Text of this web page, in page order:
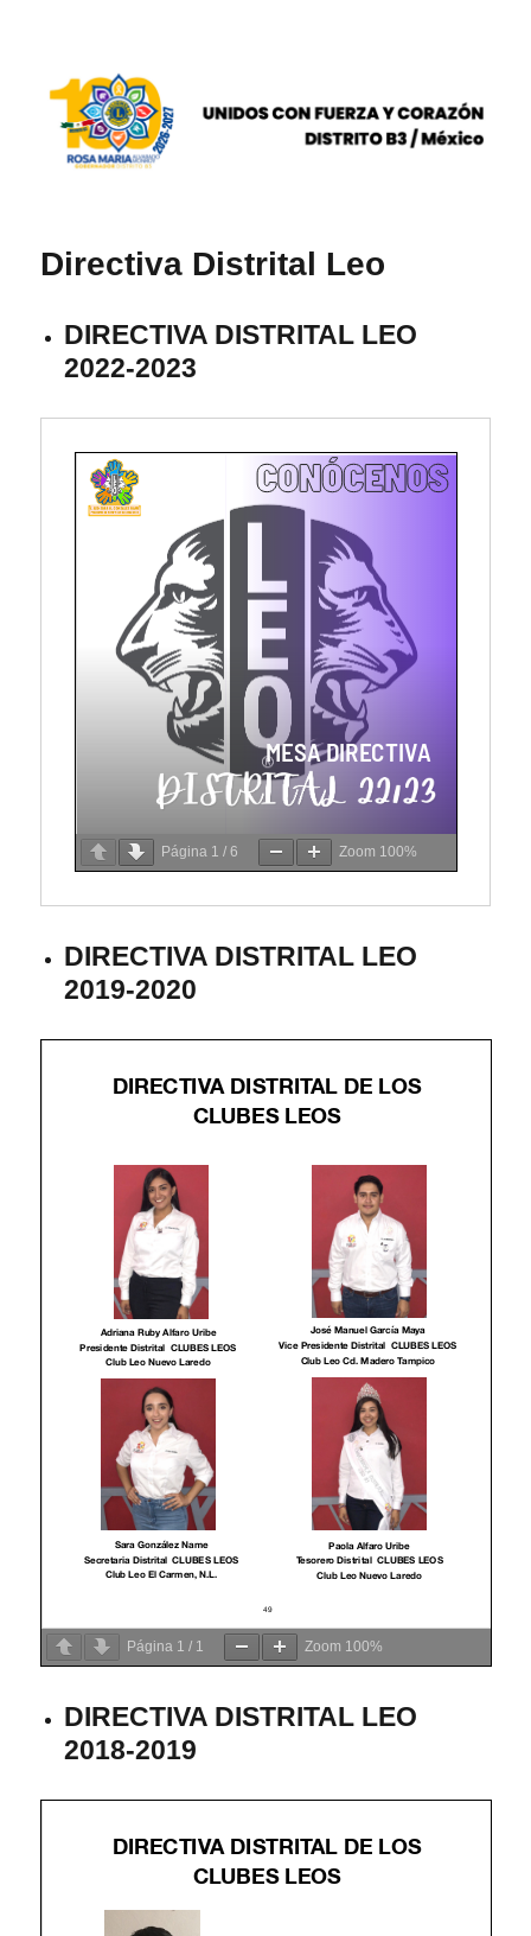
DISTRITO B3 / México
Directiva Distrital Leo
DIRECTIVA DISTRITAL LEO
2022-2023
Página 1 / 6 Zoom 100%
DIRECTIVA DISTRITAL LEO
2019-2020
Página 1 / 1 Zoom 100%
DIRECTIVA DISTRITAL LEO
2018-2019